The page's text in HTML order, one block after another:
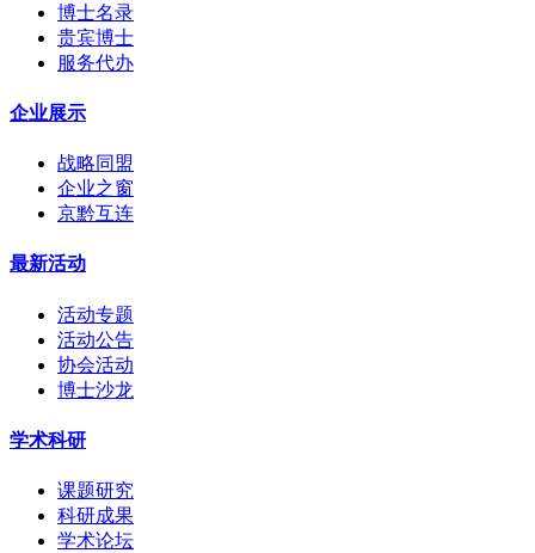
博士名录
贵宾博士
服务代办
企业展示
战略同盟
企业之窗
京黔互连
最新活动
活动专题
活动公告
协会活动
博士沙龙
学术科研
课题研究
科研成果
学术论坛